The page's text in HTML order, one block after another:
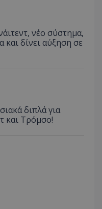
νέο σύστημα,
και δίνει αύξηση σε
διπλά για
και Τρόμσο!